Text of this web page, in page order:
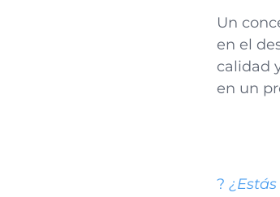
Un
en el
calidad
en un
?